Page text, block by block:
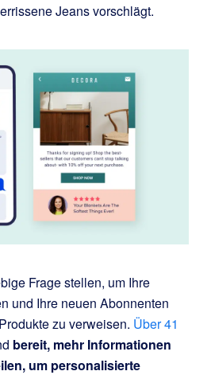
Jeans vorschlägt.
Frage stellen, um Ihre
und Ihre neuen Abonnenten
zu verweisen. Über 41
bereit, mehr Informationen
um personalisierte